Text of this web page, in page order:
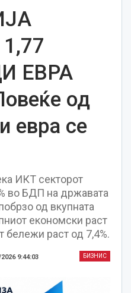
ЕВРА
од
евра се
ИКТ секторот
во БДП на државата
од вкупната
економски раст
бележи раст од 7,4%.
БИЗНИС
9:44:03